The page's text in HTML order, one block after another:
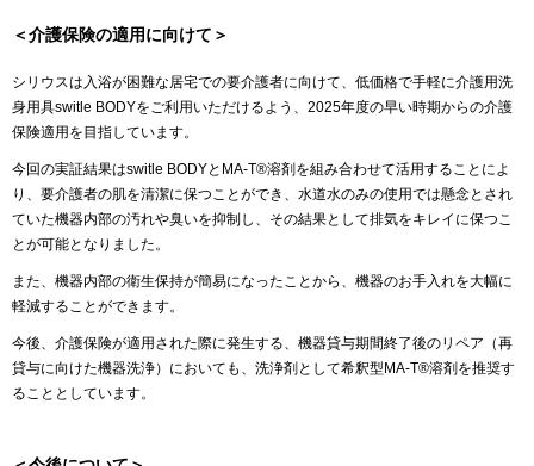
＜介護保険の適用に向けて＞
シリウスは入浴が困難な居宅での要介護者に向けて、低価格で手軽に介護用洗
身用具switle BODYをご利用いただけるよう、2025年度の早い時期からの介護
保険適用を目指しています。
今回の実証結果はswitle BODYとMA-T®︎溶剤を組み合わせて活用することによ
り、要介護者の肌を清潔に保つことができ、水道水のみの使用では懸念とされ
ていた機器内部の汚れや臭いを抑制し、その結果として排気をキレイに保つこ
とが可能となりました。
また、機器内部の衛生保持が簡易になったことから、機器のお手入れを大幅に
軽減することができます。
今後、介護保険が適用された際に発生する、機器貸与期間終了後のリペア（再
貸与に向けた機器洗浄）においても、洗浄剤として希釈型MA-T®︎溶剤を推奨す
ることとしています。